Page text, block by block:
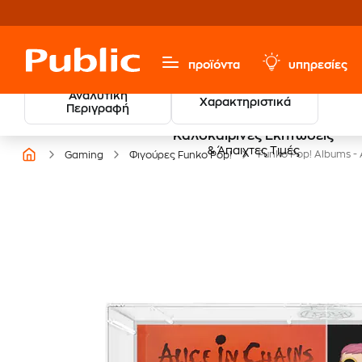
προϊόντα υπηρεσίες
Αναλυτική
Περιγραφή
Χαρακτηριστικά
Καλοκαιρινές Εκπτώσεις
& Άπαιχτες Τιμές
Gaming Φιγούρες Funko Pop! Funko Pop! Albums -